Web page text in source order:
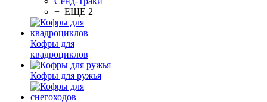
+ ЕЩЕ 2
Кофры для
квадроциклов
Кофры для ружья